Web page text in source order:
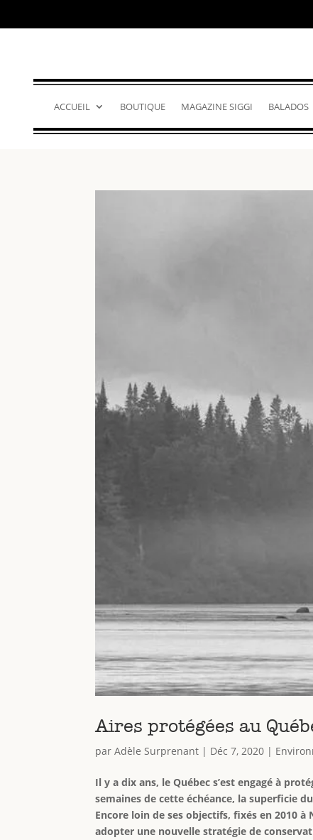
ACCUEIL BOUTIQUE MAGAZINE SIGGI BALADOS
Aires protégées au
parAdèle Surprenant | Déc 7, 2020 |
Il y a dix ans, le Québec s’est engagé à
semaines de cette échéance, la superficie
Encore loin de ses objectifs, fixés en 2010
adopter une nouvelle stratégie de